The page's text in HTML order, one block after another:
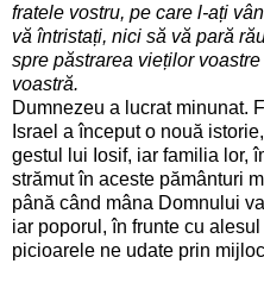
fratele vostru, pe care l-ați
vă întristați, nici să vă pară
spre păstrarea vieților
voastră.
Dumnezeu a lucrat minunat.
Israel a început o nouă
gestul lui Iosif, iar familia lor,
strămut în aceste pământuri
până când mâna Domnului
iar poporul, în frunte cu
picioarele ne udate prin